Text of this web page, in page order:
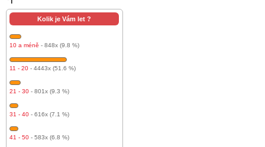
Kolik je Vám let ?
10 a méně - 848x (9.8 %)
11 - 20 - 4443x (51.6 %)
21 - 30 - 801x (9.3 %)
31 - 40 - 616x (7.1 %)
41 - 50 - 583x (6.8 %)